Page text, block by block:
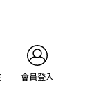
會員登入